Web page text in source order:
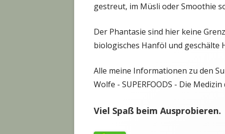
gestreut, im Müsli oder Smoothie
Der Phantasie sind hier keine
biologisches Hanföl und geschälte
Alle meine Informationen zu den
Wolfe - SUPERFOODS - Die
Viel Spaß beim Ausprobieren.